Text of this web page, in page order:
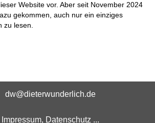
Website vor. Aber seit November 2024
gekommen, auch nur ein einziges
zu lesen.
dw@dieterwunderlich.de
Impressum, Datenschutz ...